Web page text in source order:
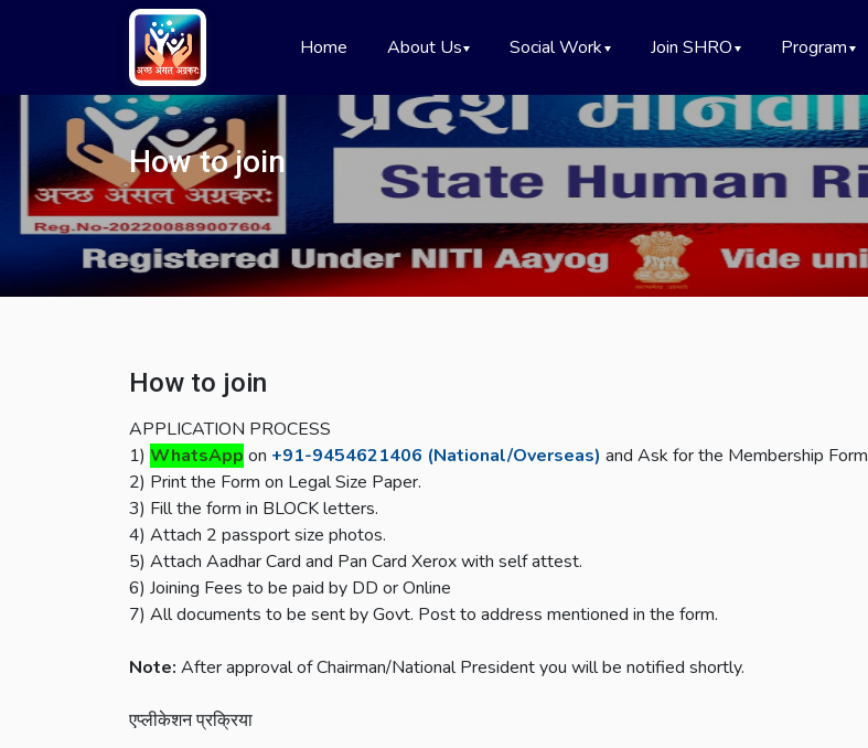
Home About Us Social Work Join SHRO Program
How to join
How to join
APPLICATION PROCESS
1) WhatsApp on +91-9454621406 (National/Overseas) and Ask for the Membership Form
2) Print the Form on Legal Size Paper.
3) Fill the form in BLOCK letters.
4) Attach 2 passport size photos.
5) Attach Aadhar Card and Pan Card Xerox with self attest.
6) Joining Fees to be paid by DD or Online
7) All documents to be sent by Govt. Post to address mentioned in the form.
Note: After approval of Chairman/National President you will be notified shortly.
एप्लीकेशन प्रक्रिया